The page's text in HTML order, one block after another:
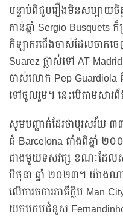
បន្ទាប់ពីជួបរឿងមិនសប្បាយចិត្
កាន់ឆ្នាំ Sergio Busquets
កីឡាករជើងចាស់ដែលចាកច
Suarez ផ្លាស់ទៅ AT
ចាស់លោក Pep Guardiola
ទៅចូលរួម។ នេះបើតាមសារ
សូមបញ្ជាក់ដែរថាបុរសវ័យ
ធំ Barcelona តាំងពីឆ្នាំ ២
ជាងមួយទសវត្ស ខណៈដែលសុ
មិថុនា ឆ្នាំ ២០២៣។ យ៉ាងណាក្ដី
លើការចចារភាគីក្លិប Man
យកមកបជំនួស